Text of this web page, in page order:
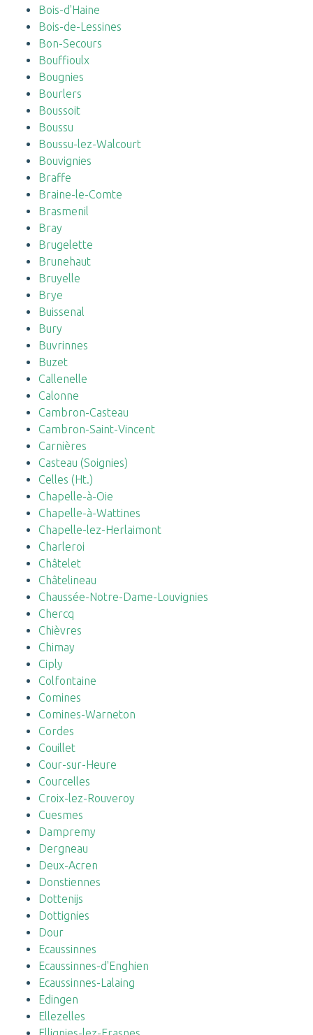
Bois-d'Haine
Bois-de-Lessines
Bon-Secours
Bouffioulx
Bougnies
Bourlers
Boussoit
Boussu
Boussu-lez-Walcourt
Bouvignies
Braffe
Braine-le-Comte
Brasmenil
Bray
Brugelette
Brunehaut
Bruyelle
Brye
Buissenal
Bury
Buvrinnes
Buzet
Callenelle
Calonne
Cambron-Casteau
Cambron-Saint-Vincent
Carnières
Casteau (Soignies)
Celles (Ht.)
Chapelle-à-Oie
Chapelle-à-Wattines
Chapelle-lez-Herlaimont
Charleroi
Châtelet
Châtelineau
Chaussée-Notre-Dame-Louvignies
Chercq
Chièvres
Chimay
Ciply
Colfontaine
Comines
Comines-Warneton
Cordes
Couillet
Cour-sur-Heure
Courcelles
Croix-lez-Rouveroy
Cuesmes
Dampremy
Dergneau
Deux-Acren
Donstiennes
Dottenijs
Dottignies
Dour
Ecaussinnes
Ecaussinnes-d'Enghien
Ecaussinnes-Lalaing
Edingen
Ellezelles